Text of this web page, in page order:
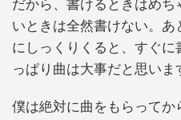
だから、書けるときはめ
いときは全然書けない。あ
にしっくりくると、すぐ
っぱり曲は大事だと思いま
僕は絶対に曲をもらってか